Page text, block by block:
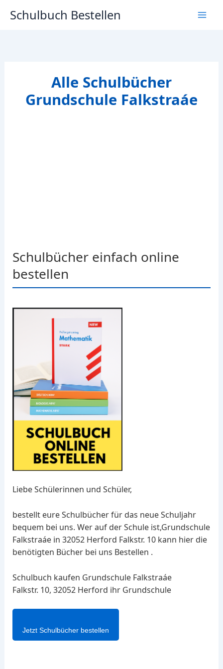
InhaltSchulbuch Bestellen
Alle Schulbücher
Grundschule Falkstraáe
Schulbücher einfach online
bestellen
Liebe Schülerinnen und Schüler,
bestellt eure Schulbücher für das neue Schuljahr
bequem bei uns. Wer auf der Schule ist,Grundschule
Falkstraáe in 32052 Herford Falkstr. 10 kann hier die
benötigten Bücher bei uns Bestellen .
Schulbuch kaufen Grundschule Falkstraáe
Falkstr. 10, 32052 Herford ihr Grundschule
Jetzt Schulbücher bestellen